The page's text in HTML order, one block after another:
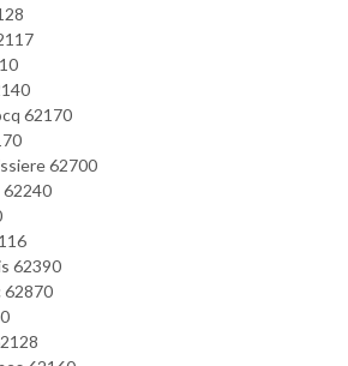
62170
62700
62390
62870